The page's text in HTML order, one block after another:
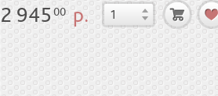
2 945 00р.